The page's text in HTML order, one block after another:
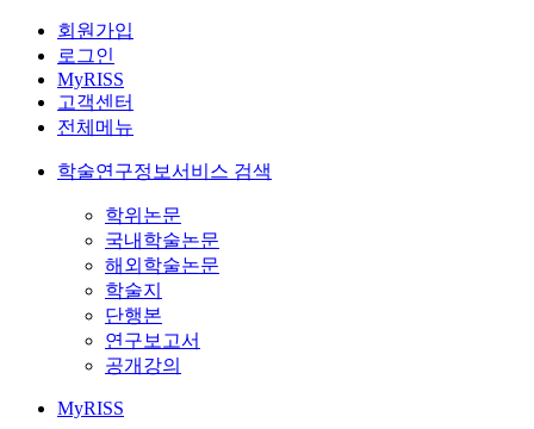
회원가입
로그인
MyRISS
고객센터
전체메뉴
학술연구정보서비스 검색
학위논문
국내학술논문
해외학술논문
학술지
단행본
연구보고서
공개강의
MyRISS